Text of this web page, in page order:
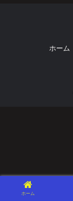
ホーム
ホーム